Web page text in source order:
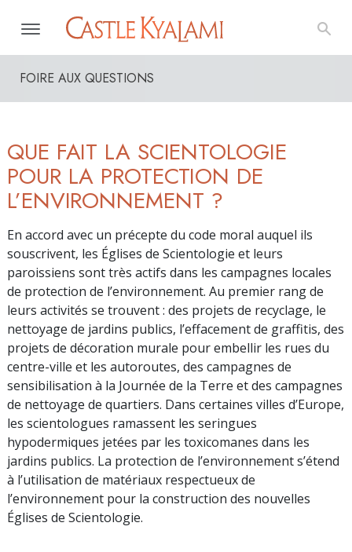
FOIRE AUX QUESTIONS
QUE FAIT LA SCIENTOLOGIE
POUR LA PROTECTION DE
L’ENVIRONNEMENT ?
En accord avec un précepte du code moral auquel ils
souscrivent, les Églises de Scientologie et leurs
paroissiens sont très actifs dans les campagnes locales
de protection de l’environnement. Au premier rang de
leurs activités se trouvent : des projets de recyclage, le
nettoyage de jardins publics, l’effacement de graffitis, des
projets de décoration murale pour embellir les rues du
centre-ville et les autoroutes, des campagnes de
sensibilisation à la Journée de la Terre et des campagnes
de nettoyage de quartiers. Dans certaines villes d’Europe,
les scientologues ramassent les seringues
hypodermiques jetées par les toxicomanes dans les
jardins publics. La protection de l’environnement s’étend
à l’utilisation de matériaux respectueux de
l’environnement pour la construction des nouvelles
Églises de Scientologie.